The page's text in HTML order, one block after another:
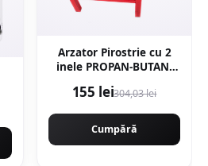
Arzator Pirostrie cu 2
inele PROPAN-BUTAN,
EurGas B4195
155 lei304,03 lei
Cumpără